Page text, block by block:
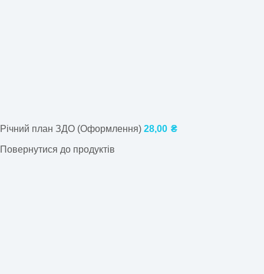
Річний план ЗДО (Оформлення) 28,00 ₴
Повернутися до продуктів